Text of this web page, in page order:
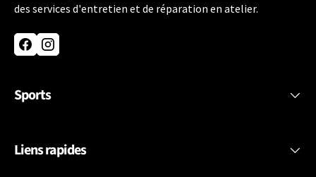
des services d'entretien et de réparation en atelier.
FacebookInstagram
Sports
Liens rapides